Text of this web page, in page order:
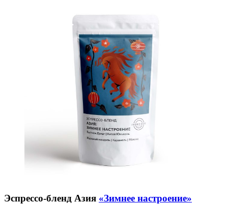
Эспрессо-бленд Азия «Зимнее настроение»